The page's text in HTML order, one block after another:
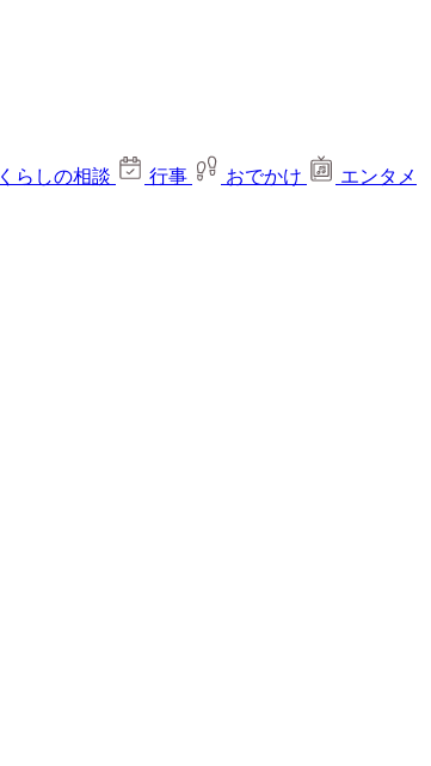
くらしの相談 行事 おでかけ
エンタメ